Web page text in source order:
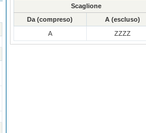
Scaglione
Da (compreso)
A (escluso)
A
ZZZZ